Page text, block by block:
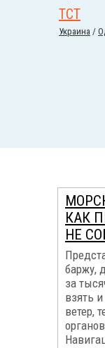
ТСТ
Украина /
КАК
НЕ
баржу,
за
взять
ветер,